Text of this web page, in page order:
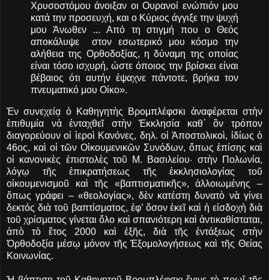
Χρυσοστόμου άνοιξαν οι Ουρανοί ενώπιόν μου
κατά την προσευχή, και ο Κύριος άγγιξε την ψυχή
μου Άνωθεν ... Από τη στιγμή που ο Θεός
αποκάλυψε στον εσωτερικό μου κόσμο την
αλήθεια της Ορθοδοξίας, η δύναμη της οποίας
είναι τόσο ισχυρή, ώστε όποιος την βρίσκει είναι
βέβαιος ότι αυτήν έψαχνε πάντοτε, βρήκα τον
πνευματικό μου Οίκο».
Ἐν συνεχείᾳ ὁ Καθηγητὴς Βρομπλέφσκι ἀναφέρεται στὴν
ἐπιθυμία νἀ ἐνταχθεῖ στὴν Ἐκκλησία καθ΄ ὃν τρόπον
διαγορεύουν οἱ ἱεροὶ Κανόνες, δηλ. οἱ Ἀποστολικοὶ, ἰδίως ὁ
46ος, καὶ οἱ τῶν Οἰκουμενικῶν Συνόδων, ὅπως ἐπίσης καὶ
οἱ κανονικὲς ἐπιστολὲς τοῦ Μ. Βασιλείου· στὴν Πολωνία,
λόγῳ τῆς ἐπικρατήσεως τῆς ἐκκλησιολογίας τοῦ
οἰκουμενισμοῦ καὶ τῆς «βαπτισματικῆς», ἀλλοιωμένης –
ὅπως γράφει – «θεολογίας», δὲν κατέστη δυνατὸ νὰ γίνει
δεκτός διὰ τοῦ βαπτίσματος, ἐφ’ ὅσον ἐκεῖ καὶ ἡ εἰσδοχὴ διὰ
τοῦ χρίσματος γίνεται ὅλο καὶ σπανιότερη καὶ ἀντικαθίσταται,
ἀπὸ τὸ ἔτος 2000 καὶ ἑξῆς, διὰ τῆς ἐντάξεως στὴν
Ὀρθοδοξία μέσῳ μόνον τῆς Ἐξομολογήσεως καὶ τῆς Θείας
Κοινωνίας.